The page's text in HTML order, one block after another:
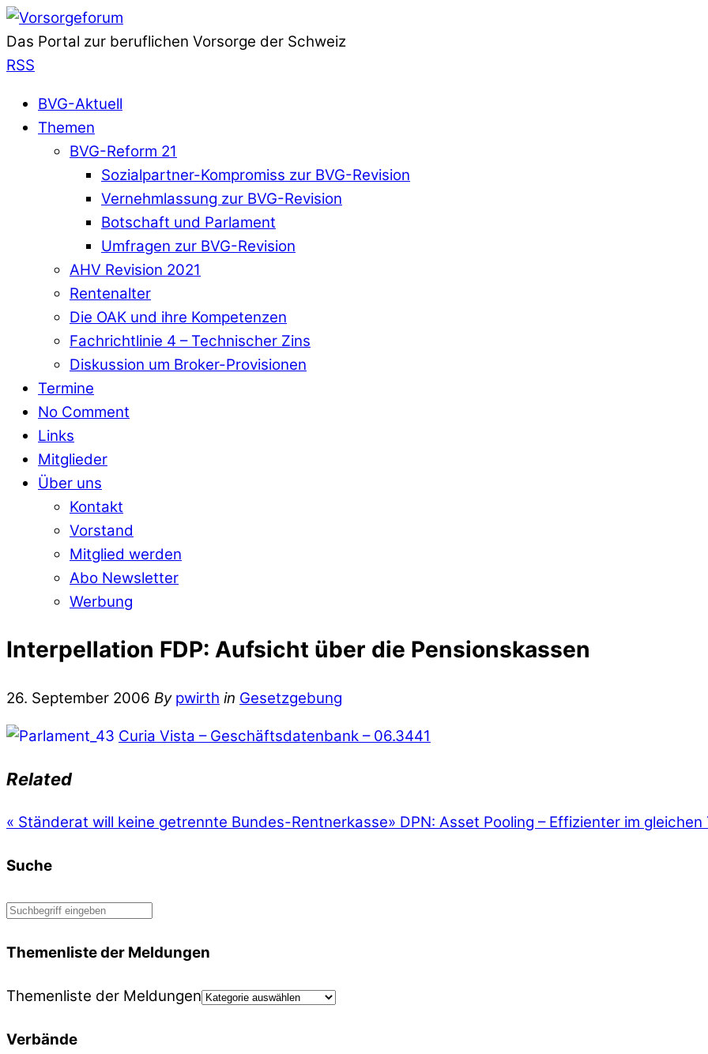
Das Portal zur beruflichen Vorsorge der Schweiz
RSS
BVG-Aktuell
Themen
BVG-Reform 21
Sozialpartner-Kompromiss zur BVG-Revision
Vernehmlassung zur BVG-Revision
Botschaft und Parlament
Umfragen zur BVG-Revision
AHV Revision 2021
Rentenalter
Die OAK und ihre Kompetenzen
Fachrichtlinie 4 – Technischer Zins
Diskussion um Broker-Provisionen
Termine
No Comment
Links
Mitglieder
Über uns
Kontakt
Vorstand
Mitglied werden
Abo Newsletter
Werbung
Interpellation FDP: Aufsicht über die Pensionskassen
26. September 2006 By pwirth in Gesetzgebung
Curia Vista – Geschäftsdatenbank – 06.3441
Related
« Ständerat will keine getrennte Bundes-Rentnerkasse» DPN: Asset Pooling – Effizienter im gleichen
Suche
Themenliste der Meldungen
Themenliste der Meldungen
Verbände